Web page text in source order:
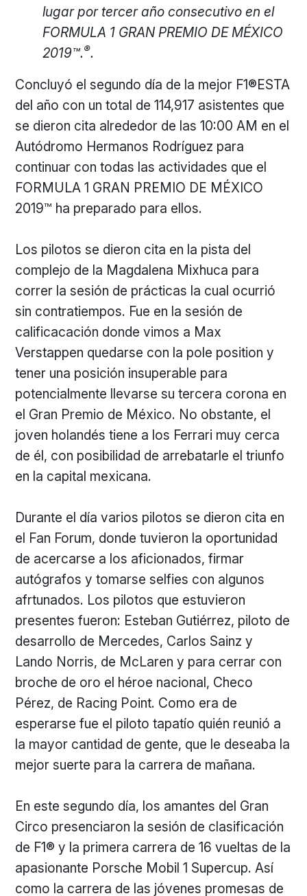
lugar por tercer año consecutivo en el
FORMULA 1 GRAN PREMIO DE MÉXICO
2019™.®.
Concluyó el segundo día de la mejor F1®ESTA
del año con un total de 114,917 asistentes que
se dieron cita alrededor de las 10:00 AM en el
Autódromo Hermanos Rodríguez para
continuar con todas las actividades que el
FORMULA 1 GRAN PREMIO DE MÉXICO
2019™ ha preparado para ellos.
Los pilotos se dieron cita en la pista del
complejo de la Magdalena Mixhuca para
correr la sesión de prácticas la cual ocurrió
sin contratiempos. Fue en la sesión de
calificacación donde vimos a Max
Verstappen quedarse con la pole position y
tener una posición insuperable para
potencialmente llevarse su tercera corona en
el Gran Premio de México. No obstante, el
joven holandés tiene a los Ferrari muy cerca
de él, con posibilidad de arrebatarle el triunfo
en la capital mexicana.
Durante el día varios pilotos se dieron cita en
el Fan Forum, donde tuvieron la oportunidad
de acercarse a los aficionados, firmar
autógrafos y tomarse selfies con algunos
afrtunados. Los pilotos que estuvieron
presentes fueron: Esteban Gutiérrez, piloto de
desarrollo de Mercedes, Carlos Sainz y
Lando Norris, de McLaren y para cerrar con
broche de oro el héroe nacional, Checo
Pérez, de Racing Point. Como era de
esperarse fue el piloto tapatío quién reunió a
la mayor cantidad de gente, que le deseaba la
mejor suerte para la carrera de mañana.
En este segundo día, los amantes del Gran
Circo presenciaron la sesión de clasificación
de F1® y la primera carrera de 16 vueltas de la
apasionante Porsche Mobil 1 Supercup. Así
como la carrera de las jóvenes promesas de